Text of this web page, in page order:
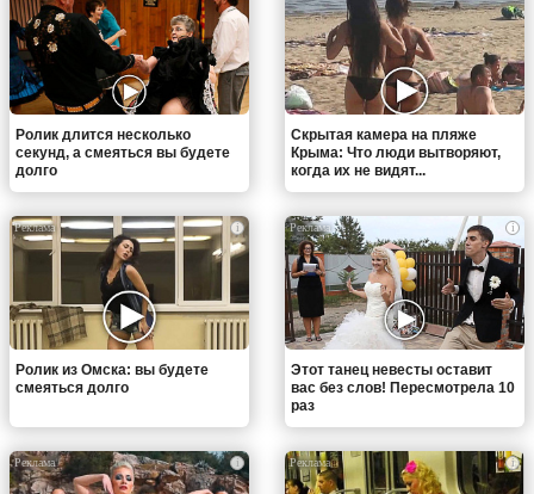
Ролик длится несколько
секунд, а смеяться вы будете
долго
Скрытая камера на пляже
Крыма: Что люди вытворяют,
когда их не видят...
i
Ролик из Омска: вы будете
смеяться долго
i
Этот танец невесты оставит
вас без слов! Пересмотрела 10
раз
i i